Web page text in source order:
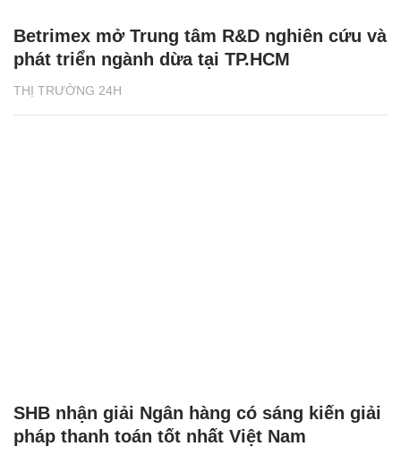
THỊ TRƯỜNG 24H
Betrimex mở Trung tâm R&D nghiên cứu và
phát triển ngành dừa tại TP.HCM
SHB nhận giải Ngân hàng có sáng kiến giải
pháp thanh toán tốt nhất Việt Nam